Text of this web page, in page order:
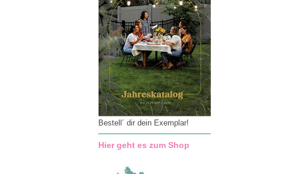
Bestell´ dir dein Exemplar!
Hier geht es zum Shop